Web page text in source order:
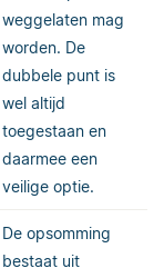
weggelaten mag
worden. De
dubbele punt is
wel altijd
toegestaan en
daarmee een
veilige optie.
De opsomming
bestaat uit